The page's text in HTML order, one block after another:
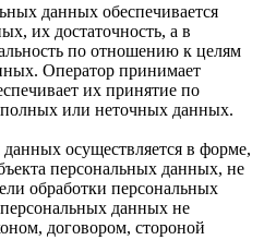
данных обеспечивается
их достаточность, а в
по отношению к целям
Оператор принимает
их принятие по
или неточных данных.
осуществляется в форме,
персональных данных, не
обработки персональных
данных не
договором, стороной